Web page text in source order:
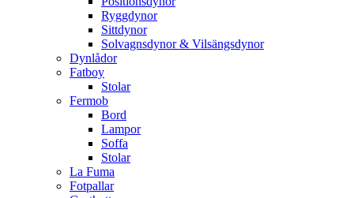
Ryggdynor
Sittdynor
Solvagnsdynor & Vilsängsdynor
Dynlådor
Fatboy
Stolar
Fermob
Bord
Lampor
Soffa
Stolar
La Fuma
Fotpallar